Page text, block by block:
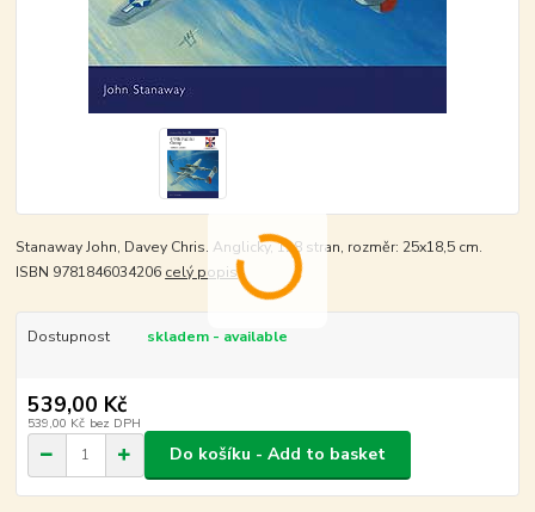
Stanaway John, Davey Chris. Anglicky, 128 stran, rozměr: 25x18,5 cm.
ISBN 9781846034206 celý popis
Dostupnost skladem - available
539,00 Kč
539,00 Kč bez DPH
Do košíku - Add to basket